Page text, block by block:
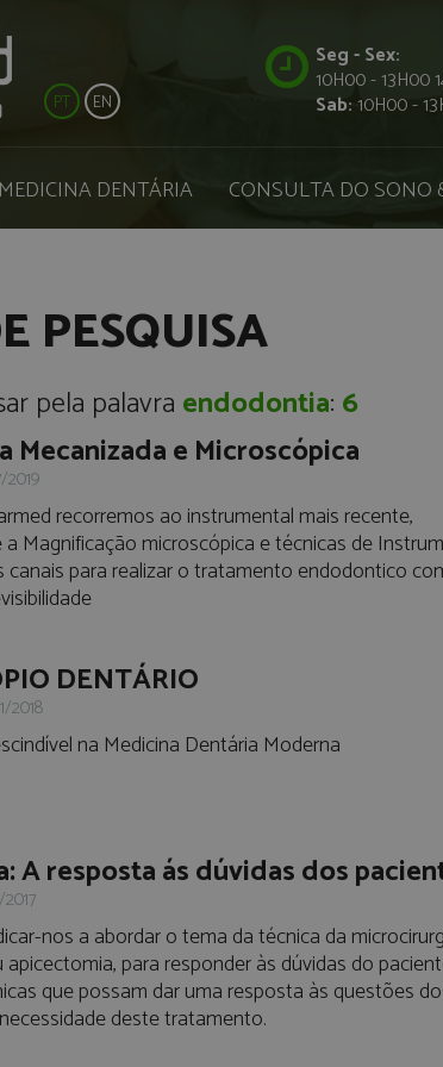
PT EN
Seg - Sex:
10H00 - 13H00
Sab:10H00 -
MEDICINA DENTÁRIA CONSULTA DO SONO
PESQUISA
pela palavra endodontia: 6
Mecanizada e Microscópica
recorremos ao instrumental mais recente,
Magnificação microscópica e técnicas de
canais para realizar o tratamento endodontico
DENTÁRIO
2018
na Medicina Dentária Moderna
A resposta ás dúvidas dos
nos a abordar o tema da técnica da
para responder às dúvidas do
que possam dar uma resposta às questões
deste tratamento.